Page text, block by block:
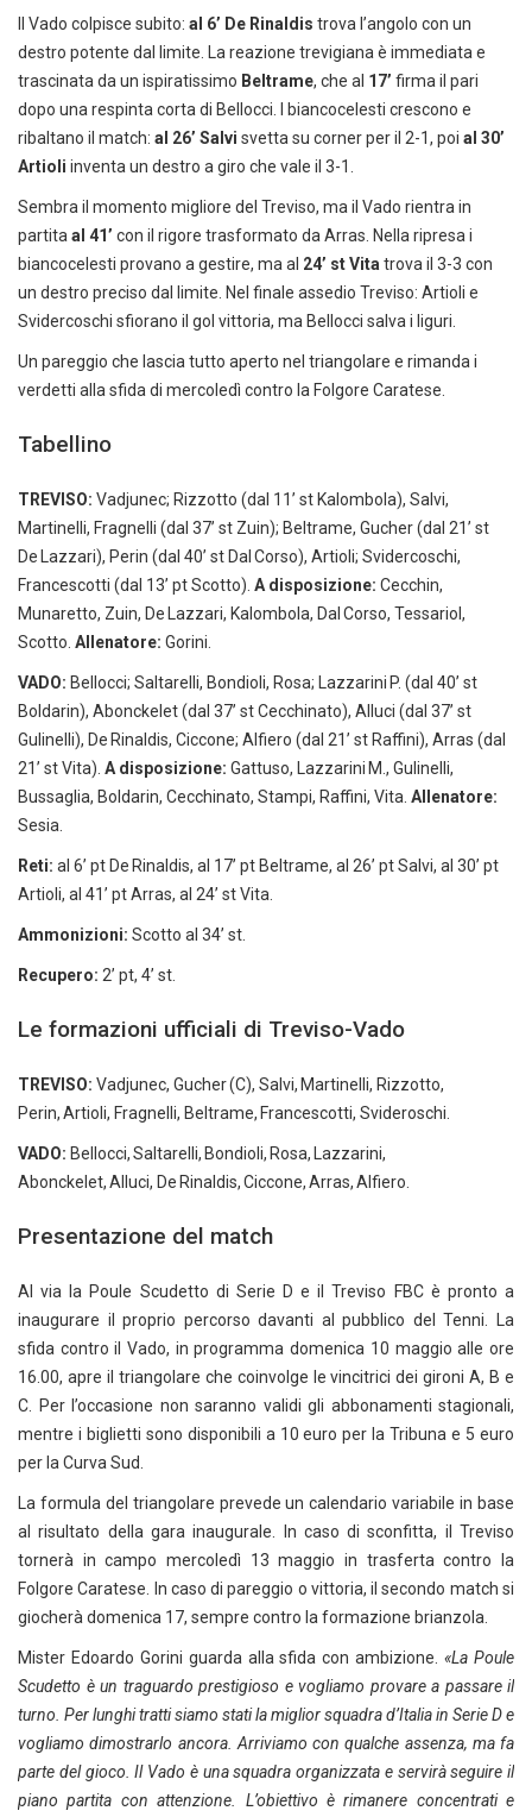
Il Vado colpisce subito: al 6’ De Rinaldis trova l’angolo con un
destro potente dal limite. La reazione trevigiana è immediata e
trascinata da un ispiratissimo Beltrame, che al 17’ firma il pari
dopo una respinta corta di Bellocci. I biancocelesti crescono e
ribaltano il match: al 26’ Salvi svetta su corner per il 2-1, poi al 30’
Artioli inventa un destro a giro che vale il 3-1.
Sembra il momento migliore del Treviso, ma il Vado rientra in
partita al 41’ con il rigore trasformato da Arras. Nella ripresa i
biancocelesti provano a gestire, ma al 24’ st Vita trova il 3-3 con
un destro preciso dal limite. Nel finale assedio Treviso: Artioli e
Svidercoschi sfiorano il gol vittoria, ma Bellocci salva i liguri.
Un pareggio che lascia tutto aperto nel triangolare e rimanda i
verdetti alla sfida di mercoledì contro la Folgore Caratese.
Tabellino
TREVISO: Vadjunec; Rizzotto (dal 11’ st Kalombola), Salvi,
Martinelli, Fragnelli (dal 37’ st Zuin); Beltrame, Gucher (dal 21’ st
De Lazzari), Perin (dal 40’ st Dal Corso), Artioli; Svidercoschi,
Francescotti (dal 13’ pt Scotto). A disposizione: Cecchin,
Munaretto, Zuin, De Lazzari, Kalombola, Dal Corso, Tessariol,
Scotto. Allenatore: Gorini.
VADO: Bellocci; Saltarelli, Bondioli, Rosa; Lazzarini P. (dal 40’ st
Boldarin), Abonckelet (dal 37’ st Cecchinato), Alluci (dal 37’ st
Gulinelli), De Rinaldis, Ciccone; Alfiero (dal 21’ st Raffini), Arras (dal
21’ st Vita). A disposizione: Gattuso, Lazzarini M., Gulinelli,
Bussaglia, Boldarin, Cecchinato, Stampi, Raffini, Vita. Allenatore:
Sesia.
Reti: al 6’ pt De Rinaldis, al 17’ pt Beltrame, al 26’ pt Salvi, al 30’ pt
Artioli, al 41’ pt Arras, al 24’ st Vita.
Ammonizioni: Scotto al 34’ st.
Recupero: 2’ pt, 4’ st.
Le formazioni ufficiali di Treviso-Vado
TREVISO: Vadjunec, Gucher (C), Salvi, Martinelli, Rizzotto,
Perin, Artioli, Fragnelli, Beltrame, Francescotti, Svideroschi.
VADO: Bellocci, Saltarelli, Bondioli, Rosa, Lazzarini,
Abonckelet, Alluci, De Rinaldis, Ciccone, Arras, Alfiero.
Presentazione del match
Al via la Poule Scudetto di Serie D e il Treviso FBC è pronto a
inaugurare il proprio percorso davanti al pubblico del Tenni. La
sfida contro il Vado, in programma domenica 10 maggio alle ore
16.00, apre il triangolare che coinvolge le vincitrici dei gironi A, B e
C. Per l’occasione non saranno validi gli abbonamenti stagionali,
mentre i biglietti sono disponibili a 10 euro per la Tribuna e 5 euro
per la Curva Sud.
La formula del triangolare prevede un calendario variabile in base
al risultato della gara inaugurale. In caso di sconfitta, il Treviso
tornerà in campo mercoledì 13 maggio in trasferta contro la
Folgore Caratese. In caso di pareggio o vittoria, il secondo match si
giocherà domenica 17, sempre contro la formazione brianzola.
Mister Edoardo Gorini guarda alla sfida con ambizione.«La Poule
Scudetto è un traguardo prestigioso e vogliamo provare a passare il
turno. Per lunghi tratti siamo stati la miglior squadra d’Italia in Serie D e
vogliamo dimostrarlo ancora. Arriviamo con qualche assenza, ma fa
parte del gioco. Il Vado è una squadra organizzata e servirà seguire il
piano partita con attenzione. L’obiettivo è rimanere concentrati e